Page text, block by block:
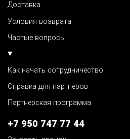
Доставка
Условия возврата
Частые вопросы
Как начать сотрудничество
Справка для партнеров
Партнерская программа
+7 950 747 77 44